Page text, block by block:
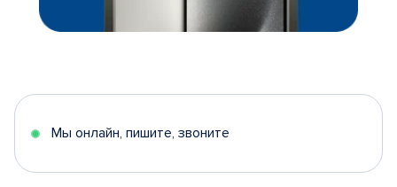
Мы онлайн, пишите, звоните